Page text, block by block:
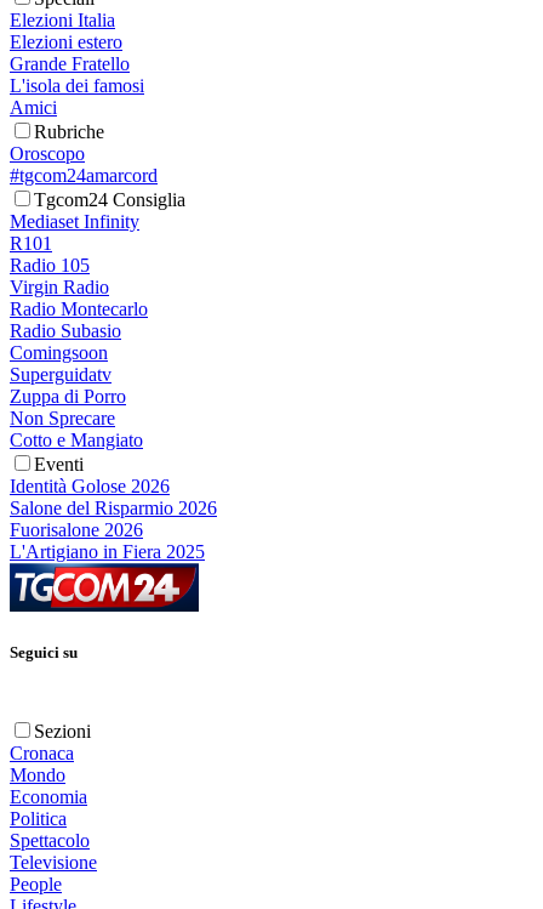
Elezioni Italia
Elezioni estero
Grande Fratello
L'isola dei famosi
Amici
Rubriche
Oroscopo
#tgcom24amarcord
Tgcom24 Consiglia
Mediaset Infinity
R101
Radio 105
Virgin Radio
Radio Montecarlo
Radio Subasio
Comingsoon
Superguidatv
Zuppa di Porro
Non Sprecare
Cotto e Mangiato
Eventi
Identità Golose 2026
Salone del Risparmio 2026
Fuorisalone 2026
L'Artigiano in Fiera 2025
Seguici su
Sezioni
Cronaca
Mondo
Economia
Politica
Spettacolo
Televisione
People